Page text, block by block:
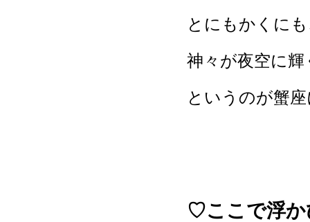
とにもかくに
神々が夜空に
というのが蟹
♡ここで浮か